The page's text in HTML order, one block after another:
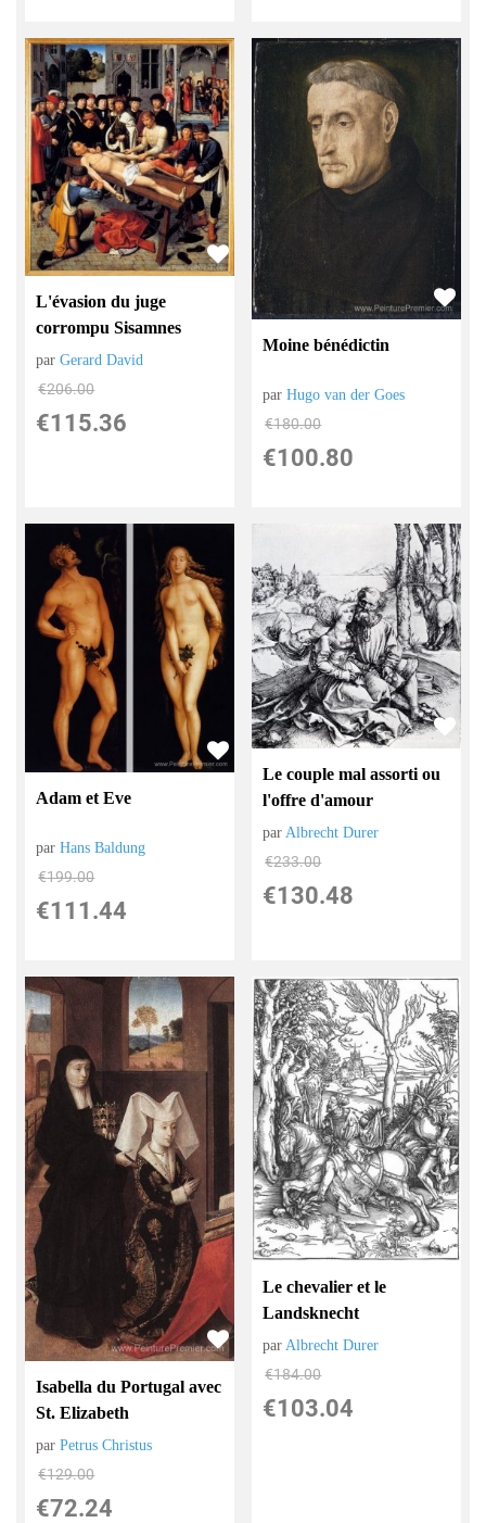
L'évasion du juge
corrompu Sisamnes
parGerard David
€206.00
€115.36
Moine bénédictin
parHugo van der Goes
€180.00
€100.80
Adam et Eve
parHans Baldung
€199.00
€111.44
Le couple mal assorti ou
l'offre d'amour
parAlbrecht Durer
€233.00
€130.48
Isabella du Portugal avec
St. Elizabeth
parPetrus Christus
€129.00
€72.24
Le chevalier et le
Landsknecht
parAlbrecht Durer
€184.00
€103.04